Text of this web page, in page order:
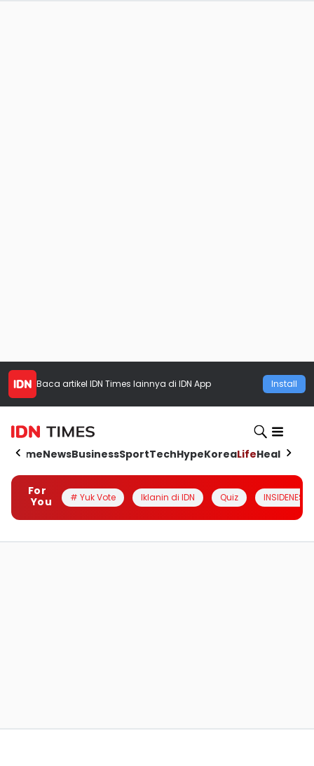
Baca artikel IDN Times lainnya di IDN App Install
HomeNewsBusinessSportTechHypeKoreaLifeHealth
For
You
# Yuk Vote Iklanin di IDN Quiz INSIDENESIA